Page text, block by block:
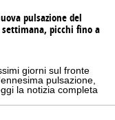
pulsazione del
picchi fino a
giorni sul fronte
pulsazione,
la notizia completa